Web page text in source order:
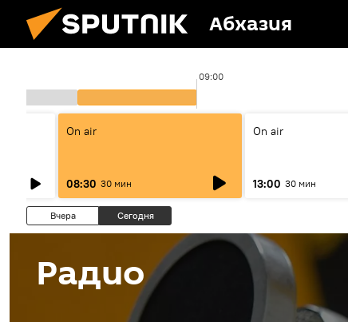
Абхазия
09:00
On air
08:30 30 мин
On air
13:00 30 мин
Вчера Сегодня
Радио